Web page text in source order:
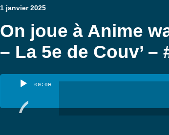
1 janvier 2025
On joue à Anime
– La 5e de Couv’
Lecteur00:00